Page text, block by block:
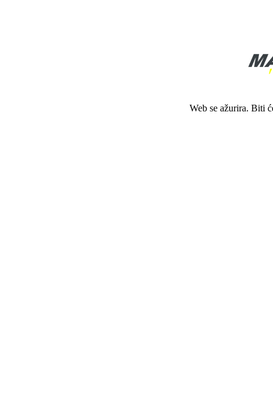
Web se ažurira. Biti